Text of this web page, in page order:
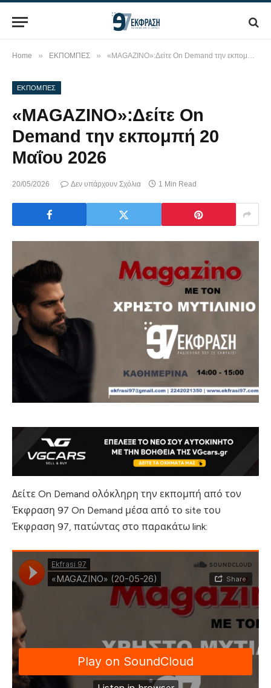
Home » ΕΚΠΟΜΠΕΣ » «MAGAZINO»:Δείτε On Demand την εκπομπή 20 Μαΐου 2026
ΕΚΠΟΜΠΕΣ
«MAGAZINO»:Δείτε On
Demand την εκπομπή 20
Μαΐου 2026
20/05/2026 Δεν υπάρχουν Σχόλια 1 Min Read
Δείτε On Demand ολόκληρη την εκπομπή από τον
Έκφραση 97 On Demand μέσα από το site του
Έκφραση 97, πατώντας στο παρακάτω link: